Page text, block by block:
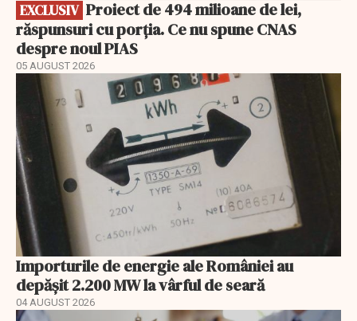
EXCLUSIV
răspunsuri cu porția. Ce nu spune CNAS
despre noul PIAS
05 AUGUST 2026
Importurile de energie ale României au
depășit 2.200 MW la vârful de seară
04 AUGUST 2026